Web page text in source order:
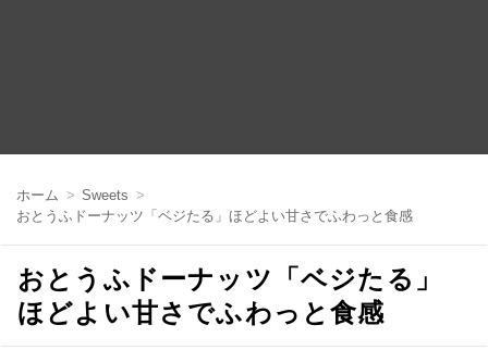
ホーム
Sweets
おとうふドーナッツ「ベジたる」ほどよい甘さでふわっと食感
おとうふドーナッツ「ベジたる」
ほどよい甘さでふわっと食感